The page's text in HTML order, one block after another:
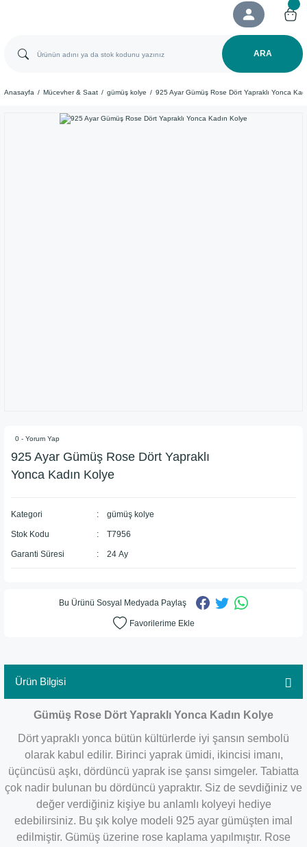
ARA
Anasayfa Mücevher & Saat gümüş kolye 925 Ayar Gümüş Rose Dört Yapraklı Yonca
0 - Yorum Yap
925 Ayar Gümüş Rose Dört Yapraklı
Yonca Kadın Kolye
Kategori gümüş kolye
Stok Kodu T7956
Garanti Süresi 24 Ay
Bu Ürünü Sosyal Medyada Paylaş
Ürün Bilgisi
Gümüş Rose Dört Yapraklı Yonca Kadın Kolye
Dört yapraklı yonca bütün kültürlerde iyi şansın sembolü
olarak kabul edilir. Birinci yaprak ümidi, ikincisi imanı,
üçüncüsü aşkı, dördüncü yaprak ise şansı simgeler. Tabiatta
çok nadir bulunan bu dördüncü yapraktır. Siz de sevdiğiniz ve
değer verdiğiniz kişiye bu anlamlı kolyeyi hediye
edebilirsiniz. Bu şık kolye modeli 925 ayar gümüşten imal
edilmiştir. Gümüş üzerine rose kaplama yapılmıştır. Rose